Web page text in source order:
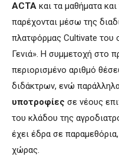
ACTA και τα μαθήματα
παρέχονται μέσω της
πλατφόρμας Cultivate του
Γενιά». Η συμμετοχή στο
περιορισμένο αριθμό
διδάκτρων, ενώ
υποτροφίες σε νέους
του κλάδου της
έχει έδρα σε
χώρας.